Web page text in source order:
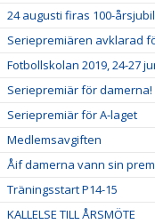
24 augusti firas 100-
Seriepremiären avklarad
Fotbollskolan 2019, 24-27
Seriepremiär för damerna!
Seriepremiär för A-laget
Medlemsavgiften
Åif damerna vann sin
Träningsstart P14-15
KALLELSE TILL ÅRSMÖTE